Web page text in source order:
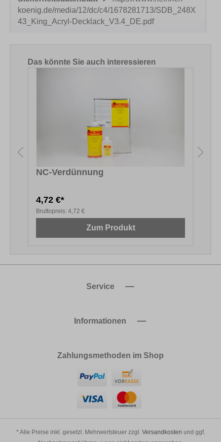
koenig.de/media/12/dc/c4/1678281713/SDB_248X
43_King_Acryl-Decklack_V3.4_DE.pdf
Produktgalerie überspringen
Das könnte Sie auch interessieren
NC-Verdünnung
4,72 €*
Bruttopreis: 4,72 €
Zum Produkt
Service
Informationen
Zahlungsmethoden im Shop
* Alle Preise inkl. gesetzl. Mehrwertsteuer zzgl. Versandkosten und ggf.